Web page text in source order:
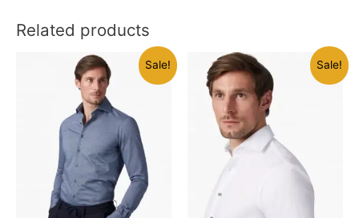
Related products
Sale! Sale!